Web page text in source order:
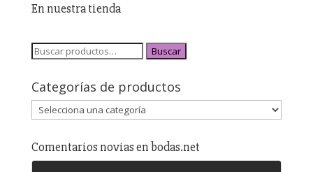
En nuestra tienda
Buscar
Categorías de productos
Comentarios novias en bodas.net